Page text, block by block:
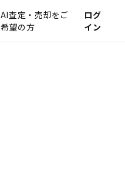
AI査定・売却をご
希望の方
ログ
イン